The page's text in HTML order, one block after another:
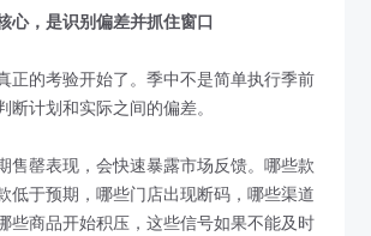
心，是识别偏差并抓住窗口
正的考验开始了。季中不是简单执行季前
断计划和实际之间的偏差。
售罄表现，会快速暴露市场反馈。哪些款
低于预期，哪些门店出现断码，哪些渠道
些商品开始积压，这些信号如果不能及时